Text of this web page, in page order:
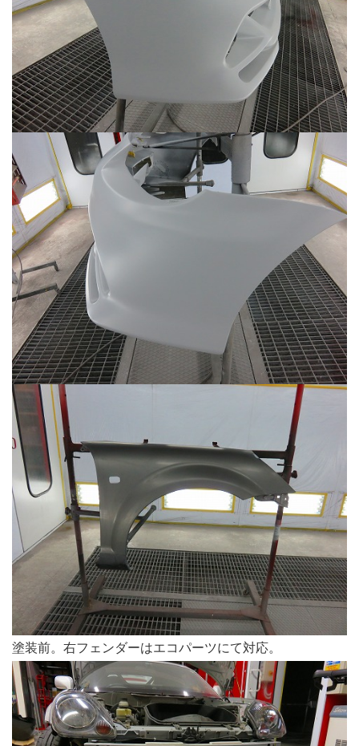
塗装前。右フェンダーはエコパーツにて対応。